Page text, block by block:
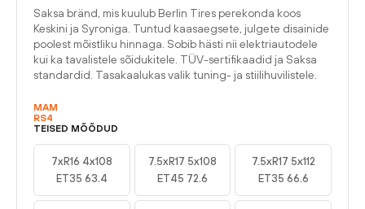
Saksa bränd, mis kuulub Berlin Tires perekonda koos
Keskini ja Syroniga. Tuntud kaasaegsete, julgete disainide
poolest mõistliku hinnaga. Sobib hästi nii elektriautodele
kui ka tavalistele sõidukitele. TÜV-sertifikaadid ja Saksa
standardid. Tasakaalukas valik tuning- ja stiilihuvilistele.
MAM
RS4
TEISED MÕÕDUD
7xR16 4x108
ET35 63.4
7.5xR17 5x108
ET45 72.6
7.5xR17 5x112
ET35 66.6